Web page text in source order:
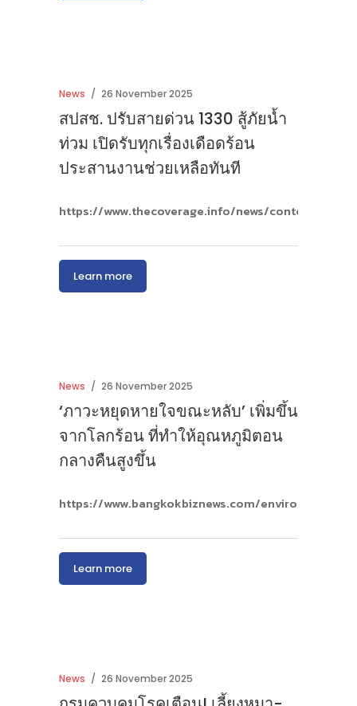
News 26 November 2025
สปสช. ปรับสายด่วน 1330 สู้ภัยน้ำ
ท่วม เปิดรับทุกเรื่องเดือดร้อน
ประสานงานช่วยเหลือทันที
https://www.thecoverage.info/news/content/10128
Learn more
News 26 November 2025
‘ภาวะหยุดหายใจขณะหลับ’ เพิ่มขึ้น
จากโลกร้อน ที่ทำให้อุณหภูมิตอน
กลางคืนสูงขึ้น
https://www.bangkokbiznews.com/environment/
Learn more
News 26 November 2025